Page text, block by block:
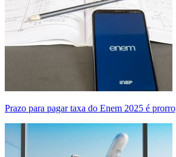
Prazo para pagar taxa do Enem 2025 é